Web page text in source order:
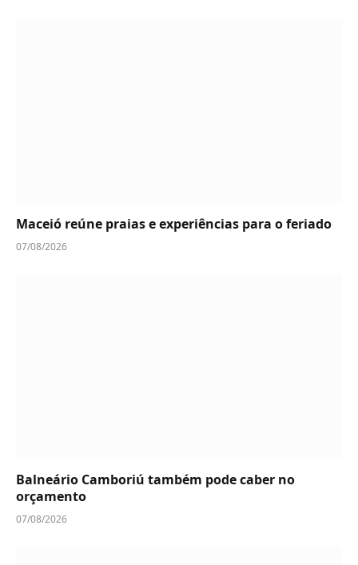
Maceió reúne praias e experiências para o feriado
07/08/2026
Balneário Camboriú também pode caber no
orçamento
07/08/2026